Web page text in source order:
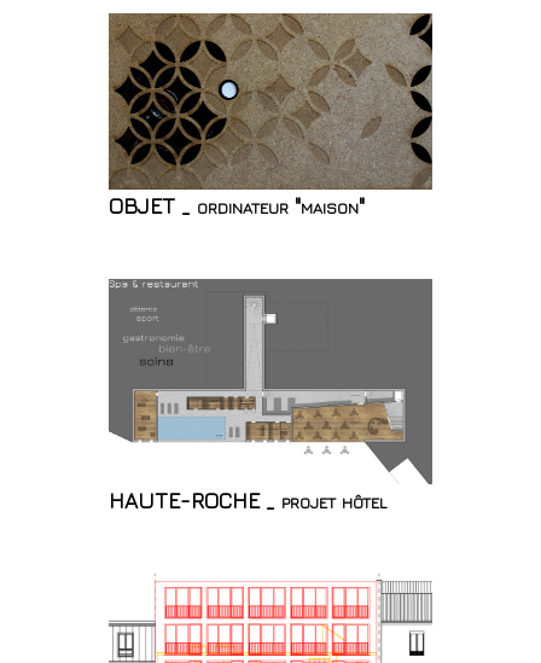
OBJET _ ordinateur "maison"
HAUTE-ROCHE _ projet hôtel